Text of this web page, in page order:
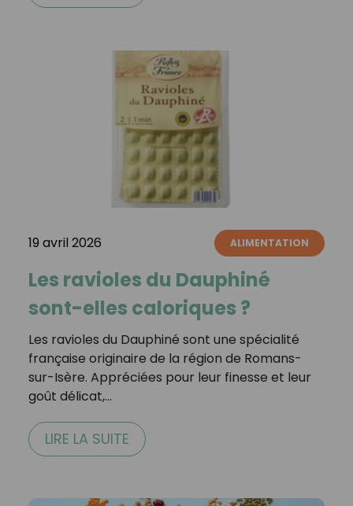
19 avril 2026 ALIMENTATION
Les ravioles du Dauphiné
sont-elles caloriques ?
Les ravioles du Dauphiné sont une spécialité
française originaire de la région de Romans-
sur-Isère. Appréciées pour leur finesse et leur
goût délicat,…
LIRE LA SUITE